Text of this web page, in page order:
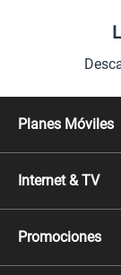
Planes Móviles
Línea Nueva
Línea Adicional
Migración
Internet & TV
Internet + TV
Mejora tu plan
Promociones